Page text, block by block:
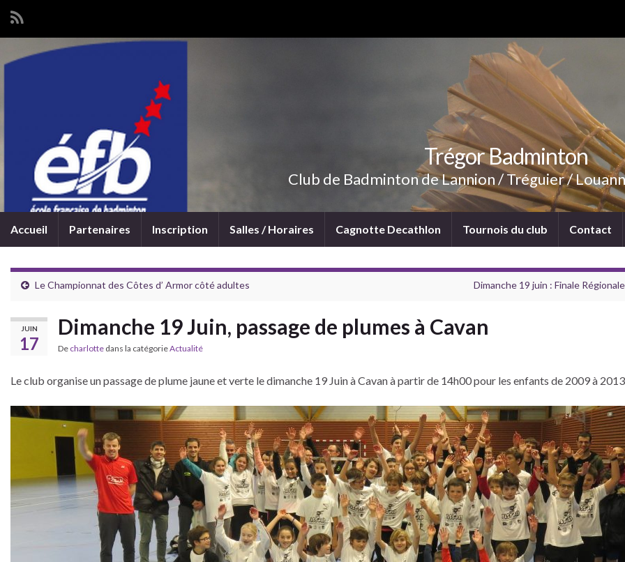
Trégor Badminton
Club de Badminton de Lannion / Tréguier /
Accueil Partenaires Inscription Salles / Horaires Cagnotte Decathlon Tournois du club Contact
Le Championnat des Côtes d’ Armor côté adultes Dimanche 19 juin : Finale
JUIN
17
Dimanche 19 Juin, passage de plumes à Cavan
De charlotte dans la catégorieActualité
Le club organise un passage de plume jaune et verte le dimanche 19 Juin à Cavan à partir de 14h00 pour les enfants de 2009 à